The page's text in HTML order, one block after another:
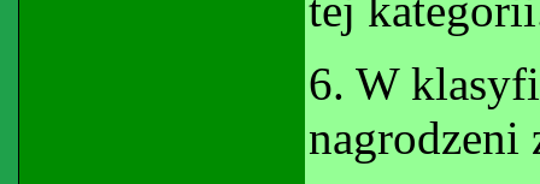
6. W
nagrodzeni